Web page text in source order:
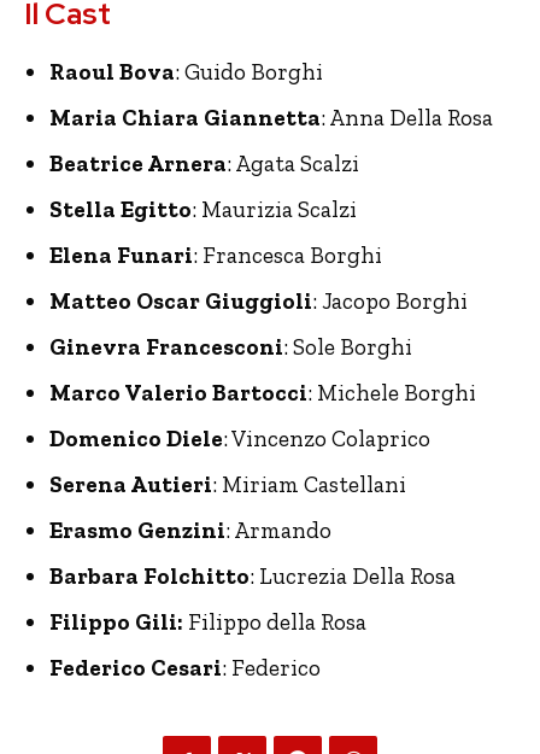
Il Cast
Raoul Bova: Guido Borghi
Maria Chiara Giannetta: Anna Della Rosa
Beatrice Arnera: Agata Scalzi
Stella Egitto: Maurizia Scalzi
Elena Funari: Francesca Borghi
Matteo Oscar Giuggioli: Jacopo Borghi
Ginevra Francesconi: Sole Borghi
Marco Valerio Bartocci: Michele Borghi
Domenico Diele: Vincenzo Colaprico
Serena Autieri: Miriam Castellani
Erasmo Genzini: Armando
Barbara Folchitto: Lucrezia Della Rosa
Filippo Gili: Filippo della Rosa
Federico Cesari: Federico